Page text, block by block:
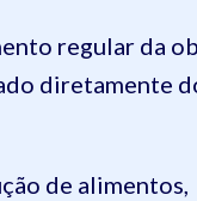
regular da
diretamente
de alimentos,